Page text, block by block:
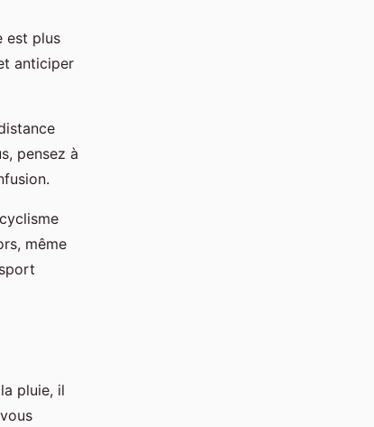
est plus
anticiper
pensez à
même
pluie, il